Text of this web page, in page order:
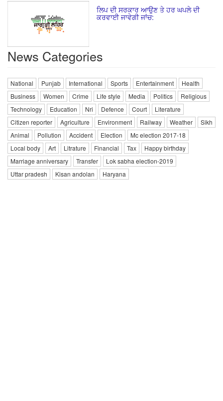
ਲਿਪ ਦੀ ਸਰਕਾਰ ਆਉਣ ਤੇ ਹਰ ਘਪਲੇ ਦੀ
ਕਰਵਾਈ ਜਾਵੇਗੀ ਜਾਂਚ:
News Categories
National Punjab International Sports Entertainment
Health
Business
Women Crime Life style Media Politics
Religious
Technology
Education Nri Defence Court
Literature
Citizen reporter
Agriculture Environment Railway Weather
Sikh
Animal
Pollution Accident Election
Mc election 2017-18
Local body
Art Litrature Financial Tax
Happy birthday
Marriage anniversary
Transfer
Lok sabha election-2019
Uttar pradesh
Kisan andolan Haryana